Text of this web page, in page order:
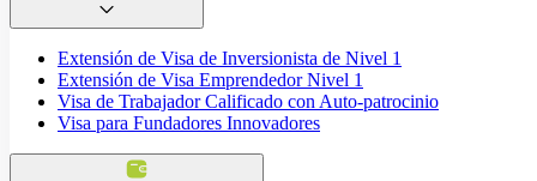
Extensión de Visa de Inversionista de Nivel 1
Extensión de Visa Emprendedor Nivel 1
Visa de Trabajador Calificado con Auto-patrocinio
Visa para Fundadores Innovadores